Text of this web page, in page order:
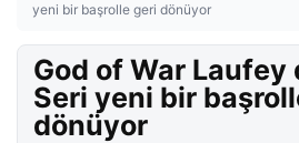
yeni bir başrolle geri dönüyor
God of War
Seri yeni bir
dönüyor